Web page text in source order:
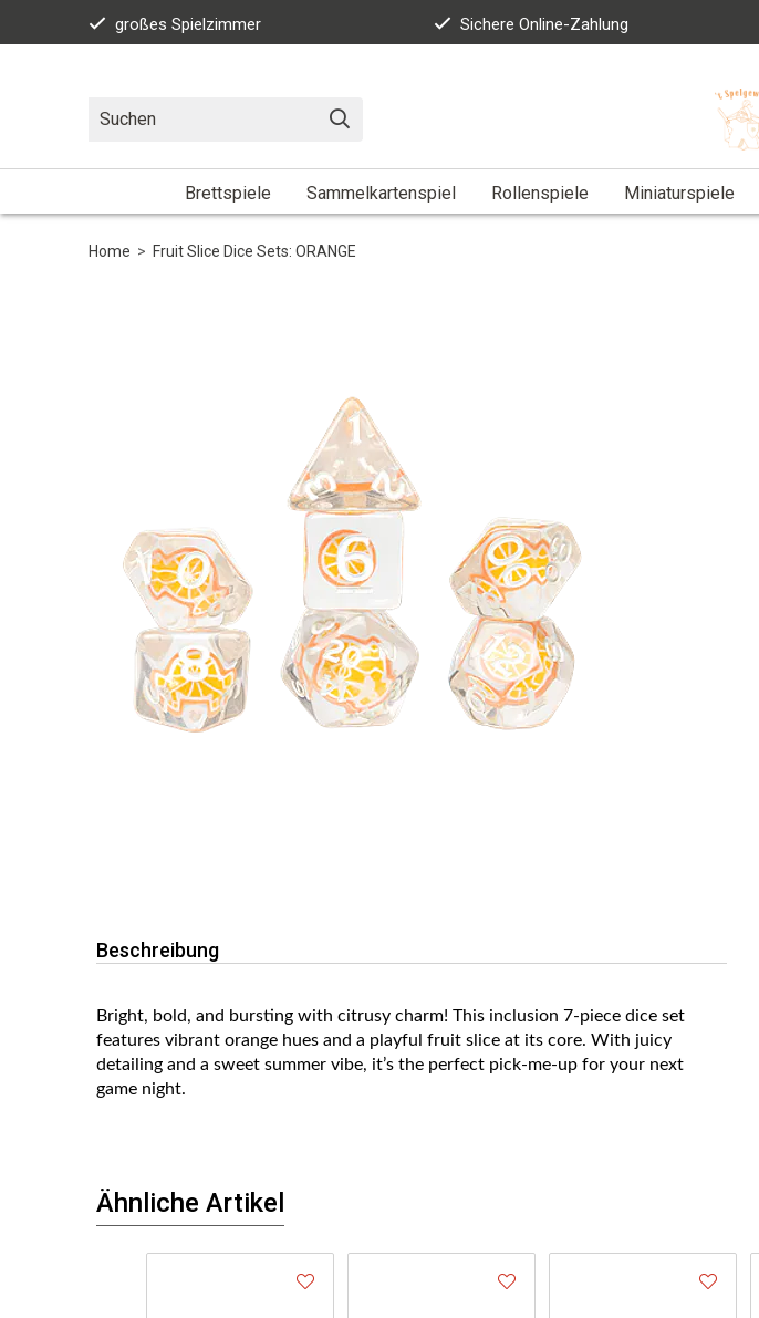
großes Spielzimmer Sichere Online-Zahlung
Brettspiele Sammelkartenspiel Rollenspiele Miniaturspiele
Home > Fruit Slice Dice Sets: ORANGE
Beschreibung
Bright, bold, and bursting with citrusy charm! This inclusion 7-piece dice set
features vibrant orange hues and a playful fruit slice at its core. With juicy
detailing and a sweet summer vibe, it’s the perfect pick-me-up for your next
game night.
Ähnliche Artikel